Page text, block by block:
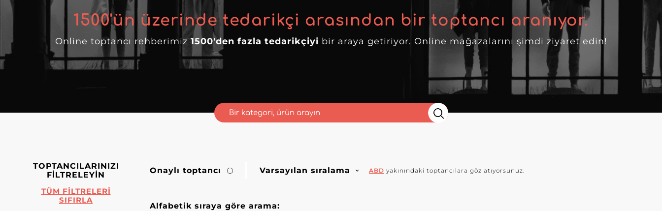
1500'ün üzerinde tedarikçi arasından bir toptancı aranıyor.
Online toptancı rehberimiz 1500'den fazla tedarikçiyi bir araya getiriyor. Online mağazalarını şimdi ziyaret edin!
TOPTANCILARINIZI
FILTRELEYIN
TÜM FILTRELERI
SIFIRLA
Onaylı toptancı Varsayılan sıralama ABD yakınındaki toptancılara göz atıyorsunuz.
Alfabetik sıraya göre arama: